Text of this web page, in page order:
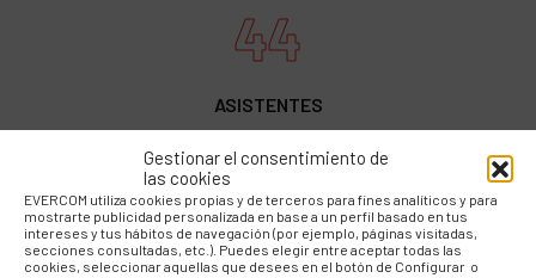
Gestionar el consentimiento de
las cookies
EVERCOM utiliza cookies propias y de terceros para fines analíticos y para
mostrarte publicidad personalizada en base a un perfil basado en tus
intereses y tus hábitos de navegación (por ejemplo, páginas visitadas,
secciones consultadas, etc.). Puedes elegir entre aceptar todas las
cookies, seleccionar aquellas que desees en el botón de Configurar o
44
ASISTENTES
43
PUBLICACIONES DE